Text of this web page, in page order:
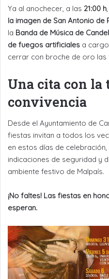
Ya al anochecer, a las 21:00 h
la imagen de San Antonio de
la Banda de Música de
de fuegos artificiales a
cerrar con broche de oro las
Una cita con
convivencia
Desde el Ayuntamiento de
fiestas invitan a todos los
en estos días de
indicaciones de seguridad y
ambiente festivo de Malpaís.
¡No faltes! Las fiestas en
esperan.